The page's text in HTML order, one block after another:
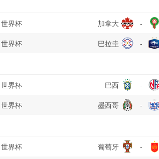
世界杯 加拿大 -
世界杯 巴拉圭 -
世界杯 巴西 -
世界杯 墨西哥 -
世界杯 葡萄牙 -